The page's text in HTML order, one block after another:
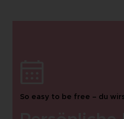
So easy to be free – du